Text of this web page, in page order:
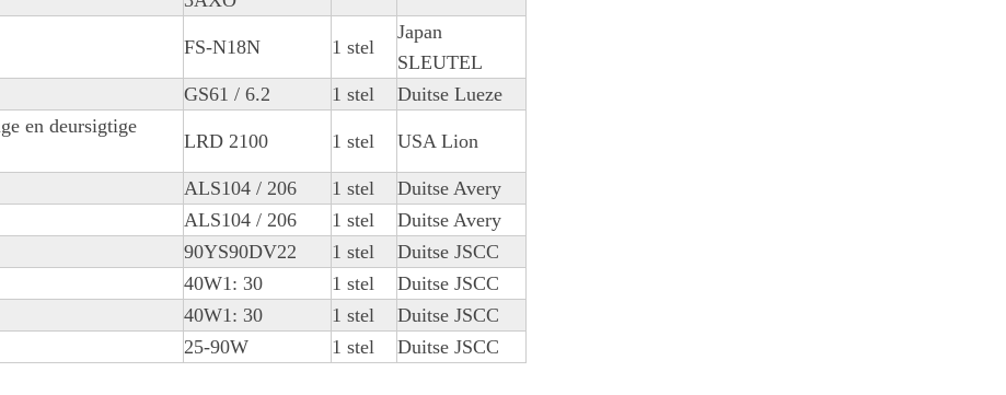
FS-N18N 1 stel
Japan
SLEUTEL
GS61 / 6.2 1 stel
Duitse Lueze
en deursigtige
LRD 2100 1 stel USA Lion
ALS104 / 206 1 stel
Duitse Avery
ALS104 / 206 1 stel
Duitse Avery
90YS90DV22 1 stel
Duitse JSCC
40W1: 30 1 stel
Duitse JSCC
40W1: 30 1 stel
Duitse JSCC
25-90W 1 stel Duitse JSCC